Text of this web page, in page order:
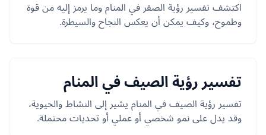
اكتشف تفسير رؤية الصقر في المنام وما يرمز إليه من قوة
وطموح، وكيف يمكن أن يعكس النجاح والسيطرة.
تفسير رؤية الصيف في المنام
تفسير رؤية الصيف في المنام يشير إلى النشاط والحيوية،
وقد يدل على نمو شخصي أو عملي أو تحديات محتملة.